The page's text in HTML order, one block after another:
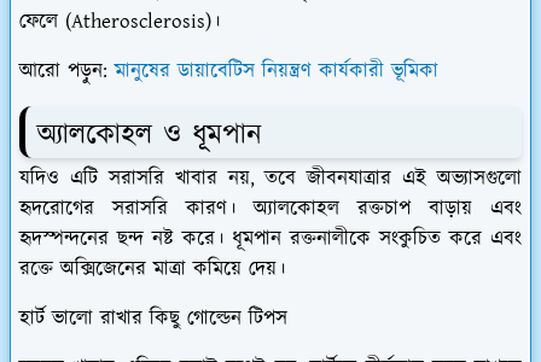
ফেলে (Atherosclerosis)।
আরো পড়ুন:মানুষের ডায়াবেটিস নিয়ন্ত্রণ কার্যকারী ভূমিকা
​অ্যালকোহল ও ধূমপান
​যদিও এটি সরাসরি খাবার নয়, তবে জীবনযাত্রার এই অভ্যাসগুলো
হৃদরোগের সরাসরি কারণ। অ্যালকোহল রক্তচাপ বাড়ায় এবং
হৃদস্পন্দনের ছন্দ নষ্ট করে। ধূমপান রক্তনালীকে সংকুচিত করে এবং
রক্তে অক্সিজেনের মাত্রা কমিয়ে দেয়।
​হার্ট ভালো রাখার কিছু গোল্ডেন টিপস